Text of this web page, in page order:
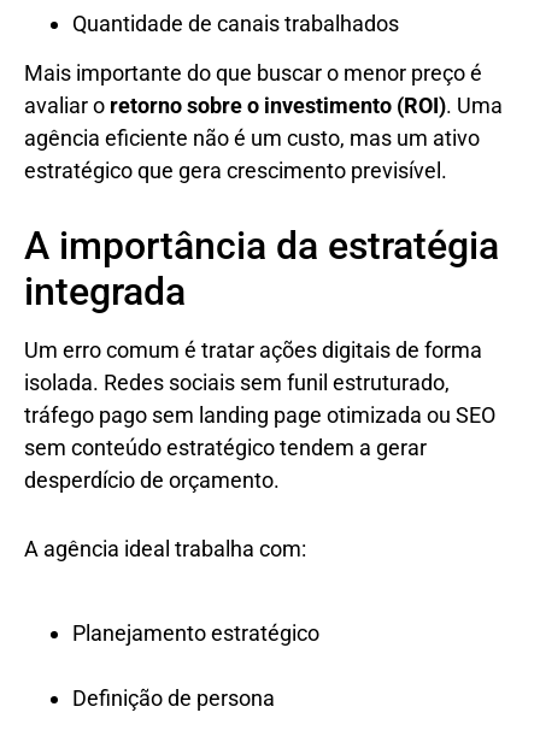
Quantidade de canais trabalhados
Mais importante do que buscar o menor preço é
avaliar o retorno sobre o investimento (ROI). Uma
agência eficiente não é um custo, mas um ativo
estratégico que gera crescimento previsível.
A importância da estratégia
integrada
Um erro comum é tratar ações digitais de forma
isolada. Redes sociais sem funil estruturado,
tráfego pago sem landing page otimizada ou SEO
sem conteúdo estratégico tendem a gerar
desperdício de orçamento.
A agência ideal trabalha com:
Planejamento estratégico
Definição de persona